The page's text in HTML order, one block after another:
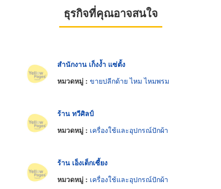
ธุรกิจที่คุณอาจสนใจ
สำนักงาน เก็งง้ำ แซ่ตั้ง
หมวดหมู่ : ขายปลีกด้าย ไหม ไหมพรม
ร้าน ทวีศิลป์
หมวดหมู่ : เครื่องใช้และอุปกรณ์ปักผ้า
ร้าน เอ็งเต็กเซี้ยง
หมวดหมู่ : เครื่องใช้และอุปกรณ์ปักผ้า